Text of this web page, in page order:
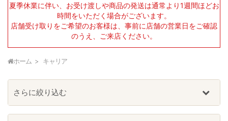
夏季休業に伴い、お受け渡しや商品の発送は通常より1週間ほどお
時間をいただく場合がございます。
店舗受け取りをご希望のお客様は、事前に店舗の営業日をご確認
のうえ、ご来店ください。
ホーム キャリア
さらに絞り込む